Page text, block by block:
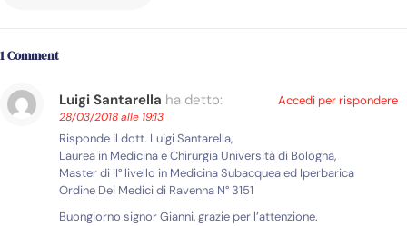
1 Comment
Luigi Santarella ha detto:
28/03/2018 alle 19:13
Risponde il dott. Luigi Santarella,
Laurea in Medicina e Chirurgia Università di Bologna,
Master di II° livello in Medicina Subacquea ed Iperbarica
Ordine Dei Medici di Ravenna N° 3151
Buongiorno signor Gianni, grazie per l’attenzione.
Accedi per rispondere